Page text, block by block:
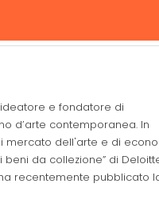
e fondatore di
d’arte contemporanea. In
mercato dell'arte e di
beni da collezione” di
recentemente pubblicato